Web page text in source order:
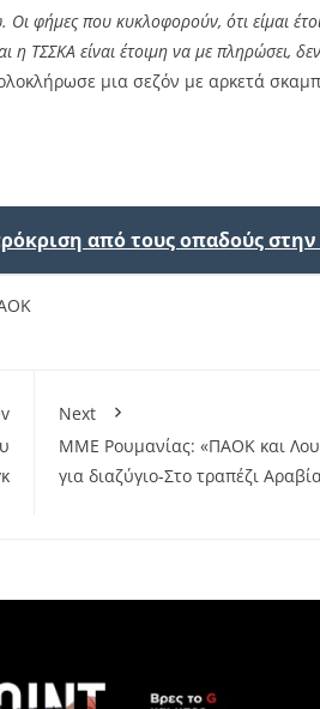
φήμες που κυκλοφορούν, ότι είμαι
ΤΣΣΚΑ είναι έτοιμη να με πληρώσει,
μια σεζόν με αρκετά
από τους οπαδούς
Next
ΜΜΕ Ρουμανίας: «ΠΑΟΚ και
για διαζύγιο-Στο τραπέζι